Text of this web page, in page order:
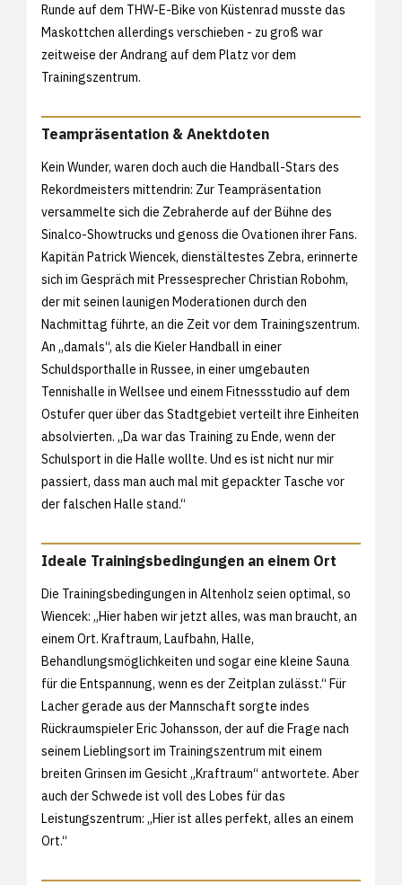
Runde auf dem THW-E-Bike von Küstenrad musste das
Maskottchen allerdings verschieben - zu groß war
zeitweise der Andrang auf dem Platz vor dem
Trainingszentrum.
Teampräsentation & Anektdoten
Kein Wunder, waren doch auch die Handball-Stars des
Rekordmeisters mittendrin: Zur Teampräsentation
versammelte sich die Zebraherde auf der Bühne des
Sinalco-Showtrucks und genoss die Ovationen ihrer Fans.
Kapitän Patrick Wiencek, dienstältestes Zebra, erinnerte
sich im Gespräch mit Pressesprecher Christian Robohm,
der mit seinen launigen Moderationen durch den
Nachmittag führte, an die Zeit vor dem Trainingszentrum.
An „damals“, als die Kieler Handball in einer
Schuldsporthalle in Russee, in einer umgebauten
Tennishalle in Wellsee und einem Fitnessstudio auf dem
Ostufer quer über das Stadtgebiet verteilt ihre Einheiten
absolvierten. „Da war das Training zu Ende, wenn der
Schulsport in die Halle wollte. Und es ist nicht nur mir
passiert, dass man auch mal mit gepackter Tasche vor
der falschen Halle stand.“
Ideale Trainingsbedingungen an einem Ort
Die Trainingsbedingungen in Altenholz seien optimal, so
Wiencek: „Hier haben wir jetzt alles, was man braucht, an
einem Ort. Kraftraum, Laufbahn, Halle,
Behandlungsmöglichkeiten und sogar eine kleine Sauna
für die Entspannung, wenn es der Zeitplan zulässt.“ Für
Lacher gerade aus der Mannschaft sorgte indes
Rückraumspieler Eric Johansson, der auf die Frage nach
seinem Lieblingsort im Trainingszentrum mit einem
breiten Grinsen im Gesicht „Kraftraum“ antwortete. Aber
auch der Schwede ist voll des Lobes für das
Leistungszentrum: „Hier ist alles perfekt, alles an einem
Ort.“